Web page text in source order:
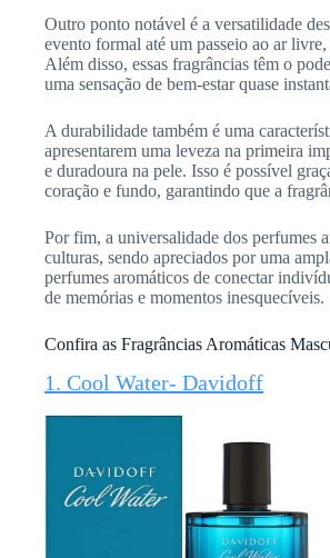
Outro ponto notável é a versatilidade
evento formal até um passeio ao ar
Além disso, essas fragrâncias têm o
uma sensação de bem-estar quase
A durabilidade também é uma
apresentarem uma leveza na primeira
e duradoura na pele. Isso é possível
coração e fundo, garantindo que a
Por fim, a universalidade dos perfumes
culturas, sendo apreciados por uma
perfumes aromáticos de conectar
de memórias e momentos inesquecíveis.
Confira as Fragrâncias Aromáticas
1. Cool Water- Davidoff